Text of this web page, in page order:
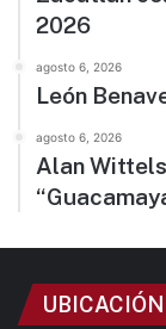
2026
agosto 6, 2026
León
agosto 6, 2026
Alan
UBICACIÓN